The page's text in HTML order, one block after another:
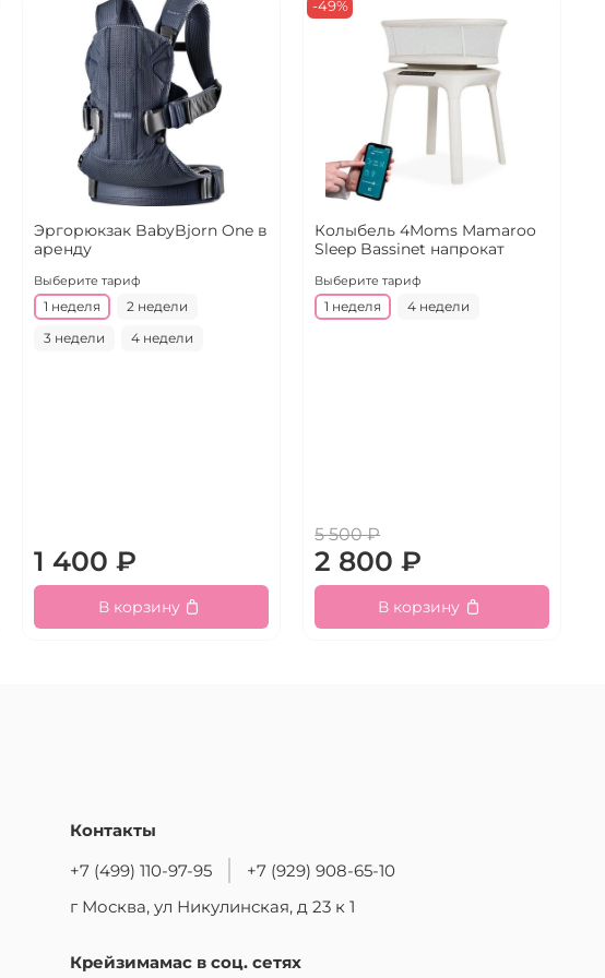
Эргорюкзак BabyBjorn One в
аренду
Выберите тариф
1 неделя
2 недели
3 недели
4 недели
1 400 ₽
В корзину
-49%
Колыбель 4Moms Mamaroo
Sleep Bassinet напрокат
Выберите тариф
1 неделя 4 недели
5 500 ₽
2 800 ₽
В корзину
Контакты
+7 (499) 110-97-95
+7 (929) 908-65-10
г Москва, ул Никулинская, д 23 к 1
Крейзимамас в соц. сетях